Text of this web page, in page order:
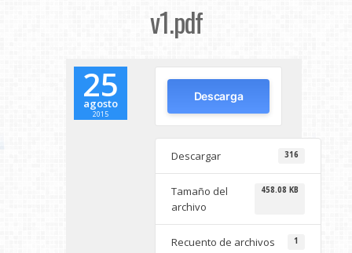
v1.pdf
25
agosto
2015
Descarga
Descargar 316
Tamaño del
archivo
458.08 KB
Recuento de archivos 1